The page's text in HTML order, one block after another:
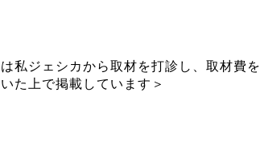
私ジェシカから取材を打診し、取材費を
た上で掲載しています＞